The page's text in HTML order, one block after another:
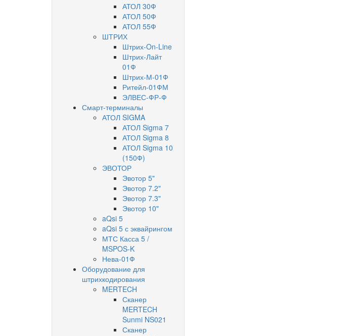
АТОЛ 30Ф
АТОЛ 50Ф
АТОЛ 55Ф
ШТРИХ
Штрих-On-Line
Штрих-Лайт
01Ф
Штрих-М-01Ф
Ритейл-01ФМ
ЭЛВЕС-ФР-Ф
Смарт-терминалы
АТОЛ SIGMA
АТОЛ Sigma 7
АТОЛ Sigma 8
АТОЛ Sigma 10
(150Ф)
ЭВОТОР
Эвотор 5"
Эвотор 7.2"
Эвотор 7.3"
Эвотор 10"
aQsi 5
aQsi 5 с эквайрингом
МТС Касса 5 /
MSPOS-K
Нева-01Ф
Оборудование для
штрихкодирования
MERTECH
Сканер
MERTECH
Sunmi NS021
Сканер